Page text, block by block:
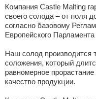
Компания Castle Malting
своего солода – от поля
согласно базовому
Европейского
Наш солод производится
соложения, который
равномерное
качество продукции.